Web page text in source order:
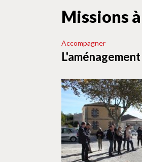
Missions
Accompagner